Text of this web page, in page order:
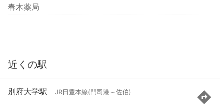
春木薬局
近くの駅
別府大学駅 JR日豊本線(門司港～佐伯)